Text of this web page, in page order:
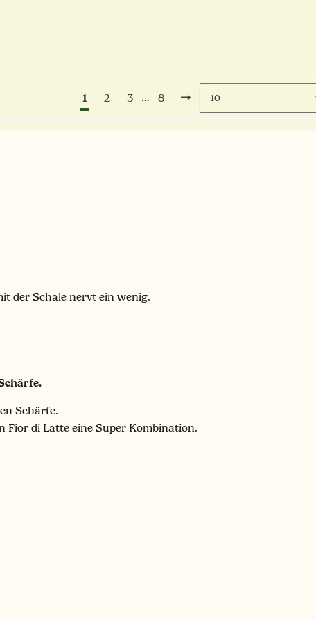
1 2 3 … 8
der Schale nervt ein wenig.
Schärfe.
Fior di Latte eine Super Kombination.